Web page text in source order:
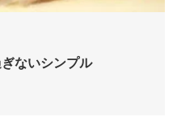
ないシンプル